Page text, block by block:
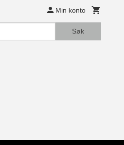
Min konto
Søk